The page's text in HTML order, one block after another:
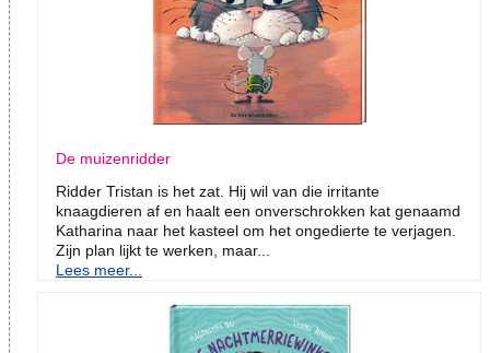
De muizenridder
Ridder Tristan is het zat. Hij wil van die irritante
knaagdieren af en haalt een onverschrokken kat genaamd
Katharina naar het kasteel om het ongedierte te verjagen.
Zijn plan lijkt te werken, maar...
Lees meer...